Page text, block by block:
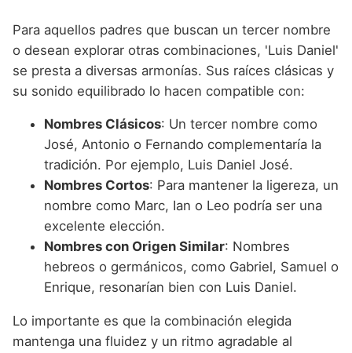
Para aquellos padres que buscan un tercer nombre
o desean explorar otras combinaciones, 'Luis Daniel'
se presta a diversas armonías. Sus raíces clásicas y
su sonido equilibrado lo hacen compatible con:
Nombres Clásicos: Un tercer nombre como
José, Antonio o Fernando complementaría la
tradición. Por ejemplo, Luis Daniel José.
Nombres Cortos: Para mantener la ligereza, un
nombre como Marc, Ian o Leo podría ser una
excelente elección.
Nombres con Origen Similar: Nombres
hebreos o germánicos, como Gabriel, Samuel o
Enrique, resonarían bien con Luis Daniel.
Lo importante es que la combinación elegida
mantenga una fluidez y un ritmo agradable al